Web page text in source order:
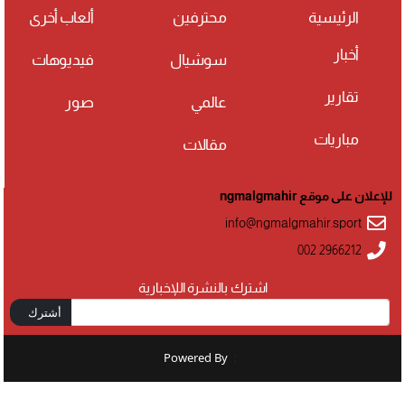
الرئيسية
أخبار
تقارير
مباريات
محترفين
سوشيال
عالمي
مقالات
ألعاب أخرى
فيديوهات
صور
اشترك بالنشرة اللإخبارية
أشترك
للإعلان على موقع ngmalgmahir
info@ngmalgmahir.sport
002 2966212
Powered By